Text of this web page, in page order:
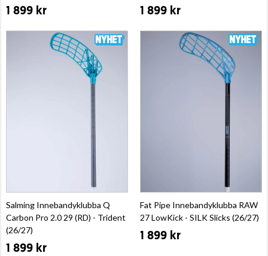
1 899 kr 1 899 kr
Salming Innebandyklubba Q
Carbon Pro 2.0 29 (RD) - Trident
(26/27)
1 899 kr
Fat Pipe Innebandyklubba RAW
27 LowKick - SILK Slicks (26/27)
1 899 kr